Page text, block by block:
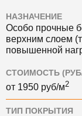
НАЗНАЧЕНИЕ
Особо прочные
верхним слоем
повышенной
СТОИМОСТЬ
от 1950 руб/м2
ТИП ПОКРЫТИЯ